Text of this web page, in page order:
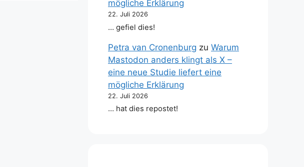
mögliche Erklärung
22. Juli 2026
… gefiel dies!
Petra van Cronenburg zu Warum
Mastodon anders klingt als X –
eine neue Studie liefert eine
mögliche Erklärung
22. Juli 2026
… hat dies repostet!